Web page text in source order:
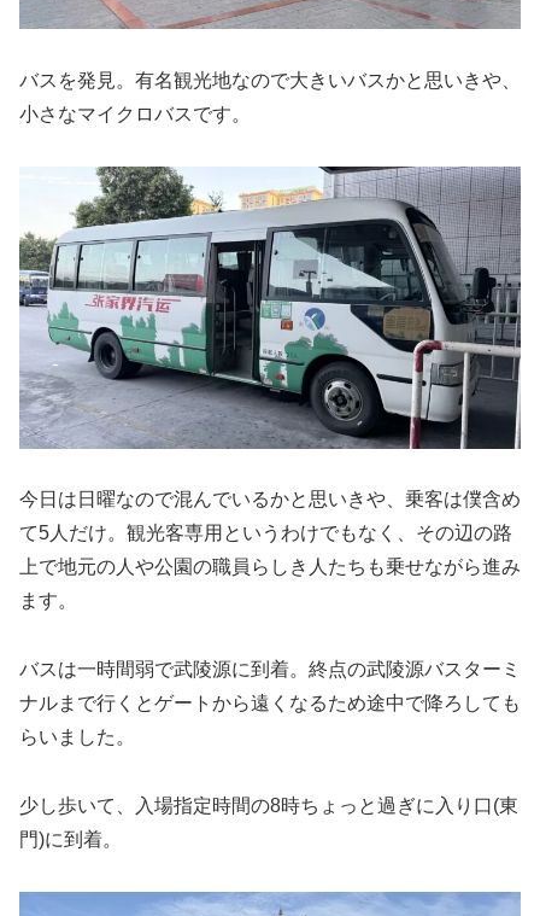
バスを発見。有名観光地なので大きいバスかと思いきや、
小さなマイクロバスです。
今日は日曜なので混んでいるかと思いきや、乗客は僕含め
て5人だけ。観光客専用というわけでもなく、その辺の路
上で地元の人や公園の職員らしき人たちも乗せながら進み
ます。
バスは一時間弱で武陵源に到着。終点の武陵源バスターミ
ナルまで行くとゲートから遠くなるため途中で降ろしても
らいました。
少し歩いて、入場指定時間の8時ちょっと過ぎに入り口(東
門)に到着。